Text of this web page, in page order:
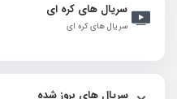
سریال های کره ای
سریال های کره ای
سریال های بروز شده